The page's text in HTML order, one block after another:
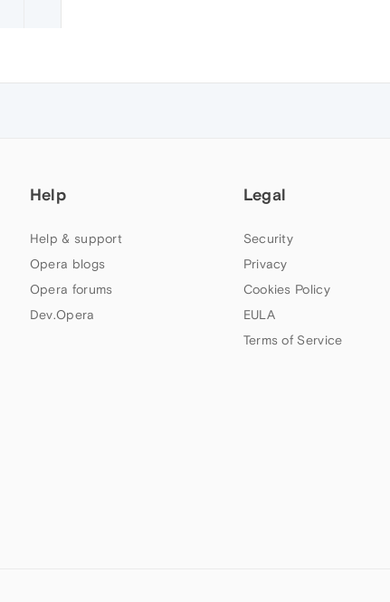
Help
Help & support
Opera blogs
Opera forums
Dev.Opera
Legal
Security
Privacy
Cookies Policy
EULA
Terms of Service